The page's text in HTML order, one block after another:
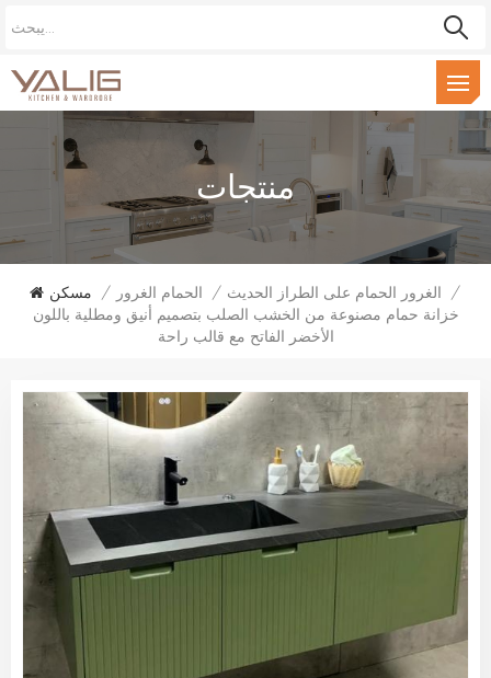
منتجات
مسكن / الحمام الغرور / الغرور الحمام على الطراز الحديث /
خزانة حمام مصنوعة من الخشب الصلب بتصميم أنيق ومطلية باللون
الأخضر الفاتح مع قالب راحة